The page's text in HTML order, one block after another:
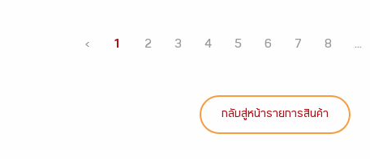
‹ 1 2 3 4 5 6 7 8 ...
กลับสู่หน้ารายการสินค้า